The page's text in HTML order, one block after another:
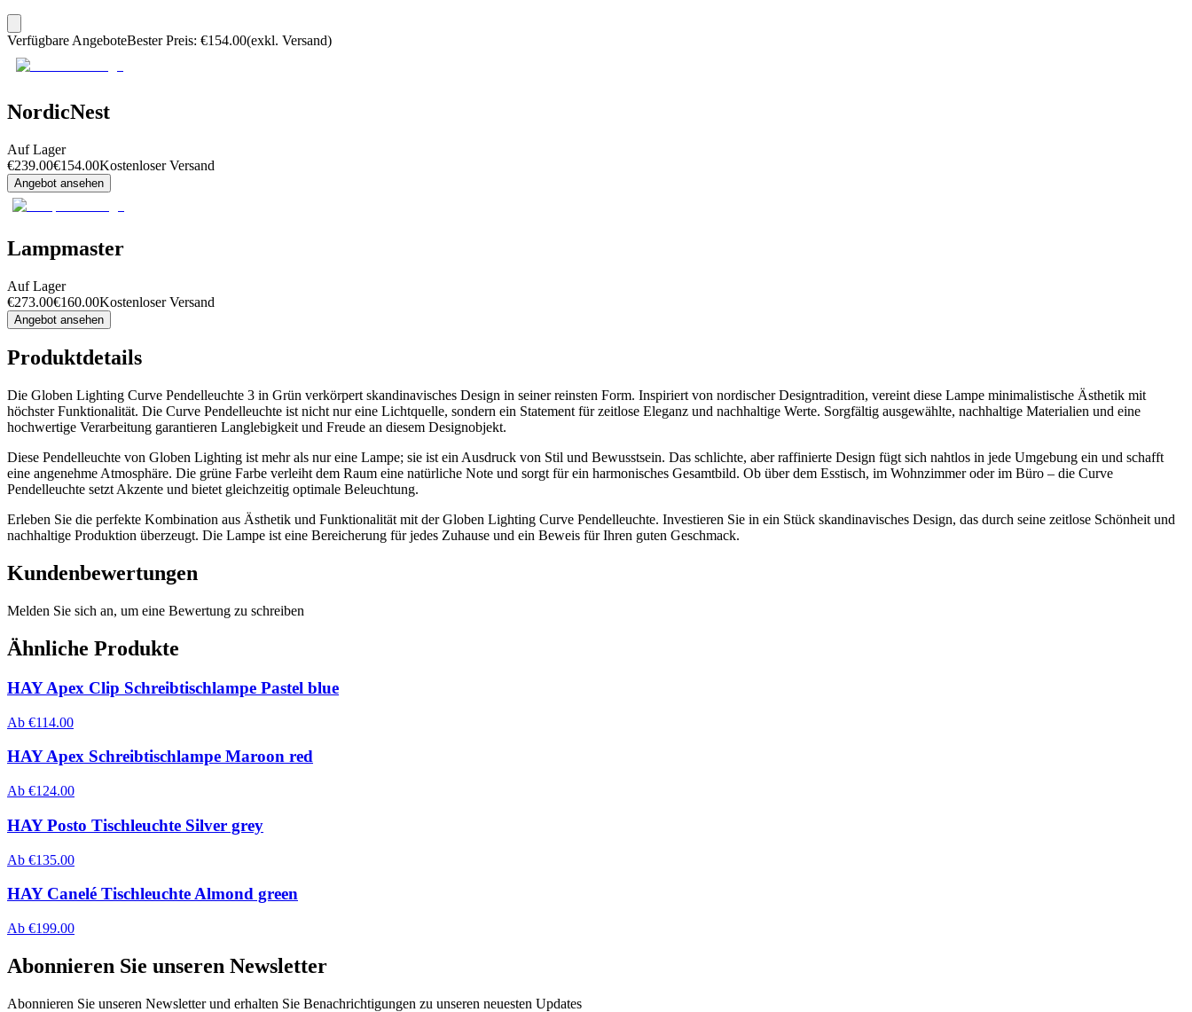
Verfügbare AngeboteBester Preis: €154.00(exkl. Versand)
NordicNest
Auf Lager
€239.00€154.00Kostenloser Versand
Angebot ansehen
Lampmaster
Auf Lager
€273.00€160.00Kostenloser Versand
Angebot ansehen
Produktdetails
Die Globen Lighting Curve Pendelleuchte 3 in Grün verkörpert skandinavisches Design in seiner reinsten Form. Inspiriert von nordischer Designtradition, vereint diese Lampe minimalistische Ästhetik mit
höchster Funktionalität. Die Curve Pendelleuchte ist nicht nur eine Lichtquelle, sondern ein Statement für zeitlose Eleganz und nachhaltige Werte. Sorgfältig ausgewählte, nachhaltige Materialien und eine
hochwertige Verarbeitung garantieren Langlebigkeit und Freude an diesem Designobjekt.
Diese Pendelleuchte von Globen Lighting ist mehr als nur eine Lampe; sie ist ein Ausdruck von Stil und Bewusstsein. Das schlichte, aber raffinierte Design fügt sich nahtlos in jede Umgebung ein und schafft
eine angenehme Atmosphäre. Die grüne Farbe verleiht dem Raum eine natürliche Note und sorgt für ein harmonisches Gesamtbild. Ob über dem Esstisch, im Wohnzimmer oder im Büro – die Curve
Pendelleuchte setzt Akzente und bietet gleichzeitig optimale Beleuchtung.
Erleben Sie die perfekte Kombination aus Ästhetik und Funktionalität mit der Globen Lighting Curve Pendelleuchte. Investieren Sie in ein Stück skandinavisches Design, das durch seine zeitlose Schönheit und
nachhaltige Produktion überzeugt. Die Lampe ist eine Bereicherung für jedes Zuhause und ein Beweis für Ihren guten Geschmack.
Kundenbewertungen
Melden Sie sich an, um eine Bewertung zu schreiben
Ähnliche Produkte
HAY Apex Clip Schreibtischlampe Pastel blue
Ab €114.00
HAY Apex Schreibtischlampe Maroon red
Ab €124.00
HAY Posto Tischleuchte Silver grey
Ab €135.00
HAY Canelé Tischleuchte Almond green
Ab €199.00
Abonnieren Sie unseren Newsletter
Abonnieren Sie unseren Newsletter und erhalten Sie Benachrichtigungen zu unseren neuesten Updates